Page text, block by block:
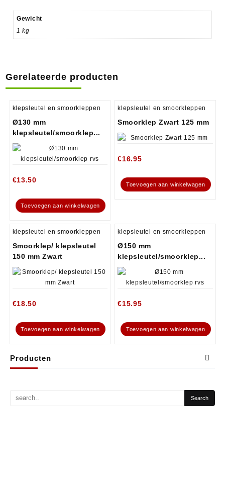
Producten
Gewicht
1 kg
Gerelateerde producten
klepsleutel en smoorkleppen
Ø130 mm
klepsleutel/smoorklep...
€13.50
Toevoegen aan winkelwagen
klepsleutel en smoorkleppen
Smoorklep Zwart 125 mm
€16.95
Toevoegen aan winkelwagen
klepsleutel en smoorkleppen
Smoorklep/ klepsleutel
150 mm Zwart
€18.50
Toevoegen aan winkelwagen
klepsleutel en smoorkleppen
Ø150 mm
klepsleutel/smoorklep...
€15.95
Toevoegen aan winkelwagen